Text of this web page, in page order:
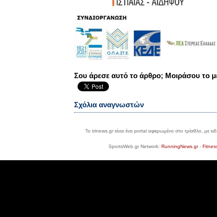
Σου άρεσε αυτό το άρθρο; Μοιράσου το
Σχόλια αναγνωστών
Το trinews.gr είναι ένα portal αφιερωμένο στο τρίαθλο, με
SportsWeb.gr Network: RunningNews.gr-